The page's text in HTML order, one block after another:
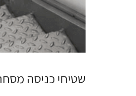
שטיחי כניסה